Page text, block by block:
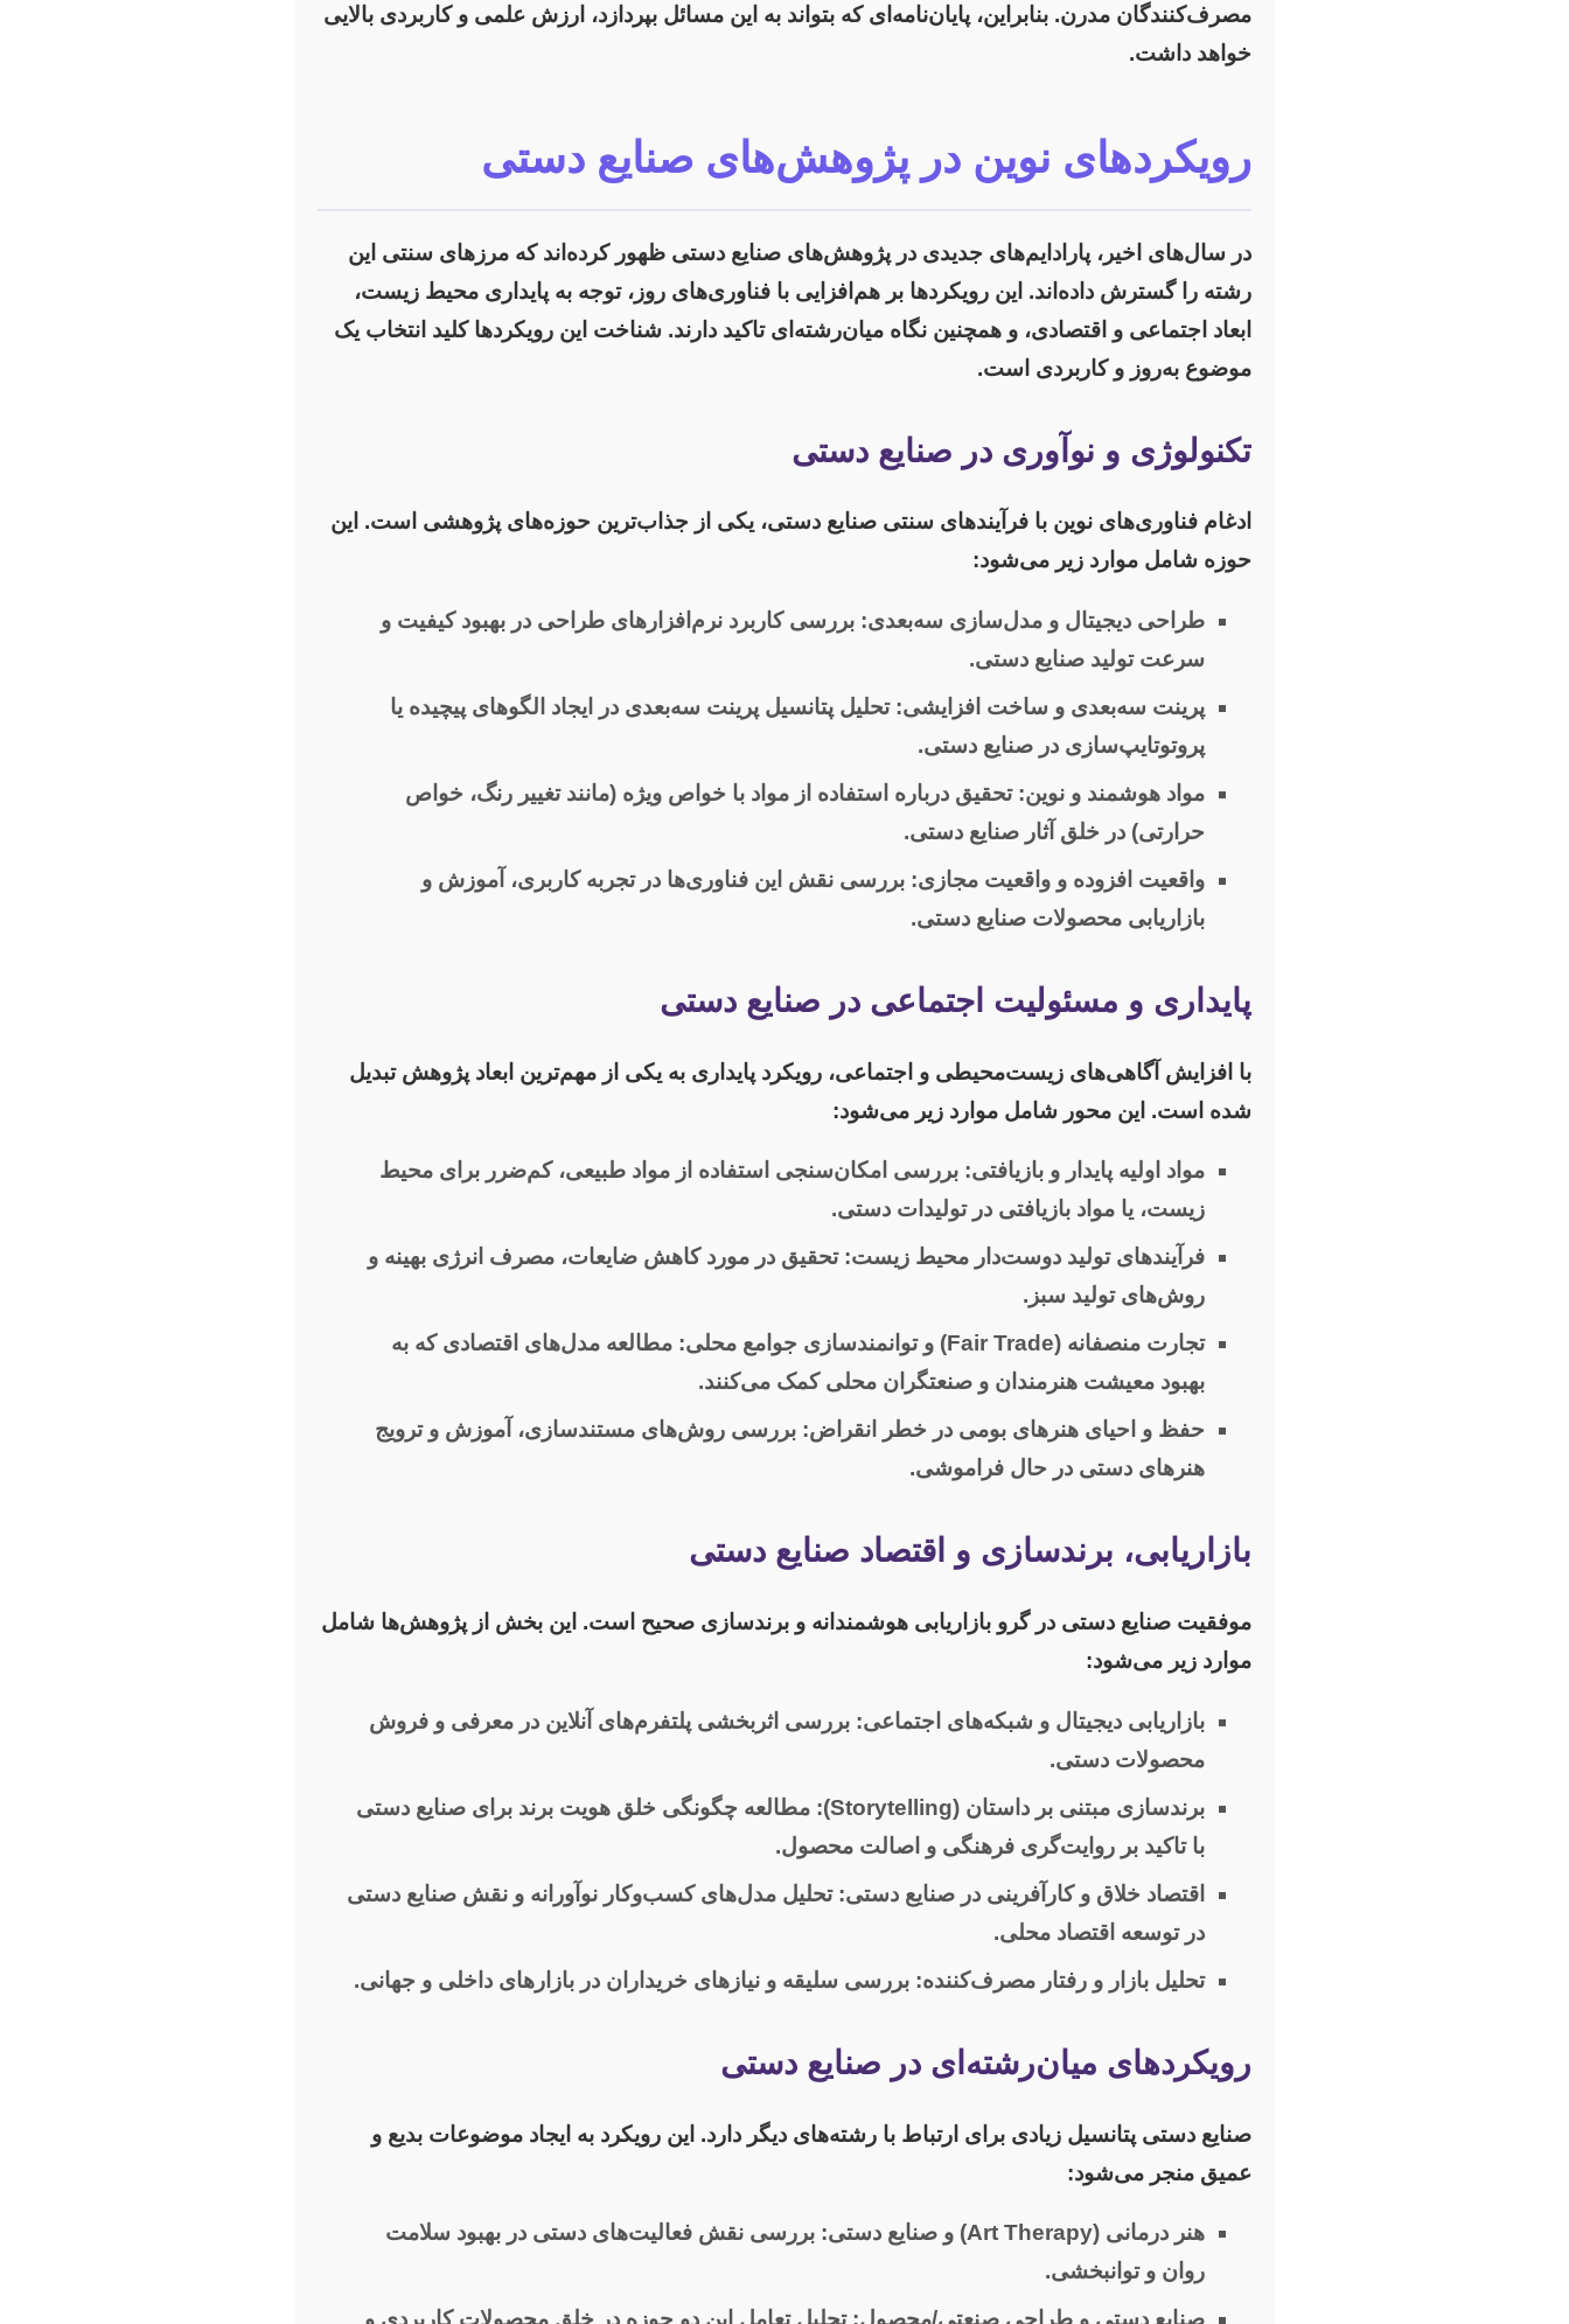
مصرف‌کنندگان مدرن. بنابراین، پایان‌نامه‌ای که بتواند به این مسائل بپردازد، ارزش علمی و کاربردی بالایی
خواهد داشت.
رویکردهای نوین در پژوهش‌های صنایع دستی
در سال‌های اخیر، پارادایم‌های جدیدی در پژوهش‌های صنایع دستی ظهور کرده‌اند که مرزهای سنتی این
رشته را گسترش داده‌اند. این رویکردها بر هم‌افزایی با فناوری‌های روز، توجه به پایداری محیط زیست،
ابعاد اجتماعی و اقتصادی، و همچنین نگاه میان‌رشته‌ای تاکید دارند. شناخت این رویکردها کلید انتخاب یک
موضوع به‌روز و کاربردی است.
تکنولوژی و نوآوری در صنایع دستی
ادغام فناوری‌های نوین با فرآیندهای سنتی صنایع دستی، یکی از جذاب‌ترین حوزه‌های پژوهشی است. این
حوزه شامل موارد زیر می‌شود:
طراحی دیجیتال و مدل‌سازی سه‌بعدی: بررسی کاربرد نرم‌افزارهای طراحی در بهبود کیفیت و
سرعت تولید صنایع دستی.
پرینت سه‌بعدی و ساخت افزایشی: تحلیل پتانسیل پرینت سه‌بعدی در ایجاد الگوهای پیچیده یا
پروتوتایپ‌سازی در صنایع دستی.
مواد هوشمند و نوین: تحقیق درباره استفاده از مواد با خواص ویژه (مانند تغییر رنگ، خواص
حرارتی) در خلق آثار صنایع دستی.
واقعیت افزوده و واقعیت مجازی: بررسی نقش این فناوری‌ها در تجربه کاربری، آموزش و
بازاریابی محصولات صنایع دستی.
پایداری و مسئولیت اجتماعی در صنایع دستی
با افزایش آگاهی‌های زیست‌محیطی و اجتماعی، رویکرد پایداری به یکی از مهم‌ترین ابعاد پژوهش تبدیل
شده است. این محور شامل موارد زیر می‌شود:
مواد اولیه پایدار و بازیافتی: بررسی امکان‌سنجی استفاده از مواد طبیعی، کم‌ضرر برای محیط
زیست، یا مواد بازیافتی در تولیدات دستی.
فرآیندهای تولید دوست‌دار محیط زیست: تحقیق در مورد کاهش ضایعات، مصرف انرژی بهینه و
روش‌های تولید سبز.
تجارت منصفانه (Fair Trade) و توانمندسازی جوامع محلی:
مطالعه مدل‌های اقتصادی که به
بهبود معیشت هنرمندان و صنعتگران محلی کمک می‌کنند.
حفظ و احیای هنرهای بومی در خطر انقراض: بررسی روش‌های مستندسازی، آموزش و ترویج
هنرهای دستی در حال فراموشی.
بازاریابی، برندسازی و اقتصاد صنایع دستی
موفقیت صنایع دستی در گرو بازاریابی هوشمندانه و برندسازی صحیح است. این بخش از پژوهش‌ها شامل
موارد زیر می‌شود:
بازاریابی دیجیتال و شبکه‌های اجتماعی: بررسی اثربخشی پلتفرم‌های آنلاین در معرفی و فروش
محصولات دستی.
برندسازی مبتنی بر داستان (Storytelling):
مطالعه چگونگی خلق هویت برند برای صنایع دستی
با تاکید بر روایت‌گری فرهنگی و اصالت محصول.
اقتصاد خلاق و کارآفرینی در صنایع دستی: تحلیل مدل‌های کسب‌وکار نوآورانه و نقش صنایع دستی
در توسعه اقتصاد محلی.
تحلیل بازار و رفتار مصرف‌کننده: بررسی سلیقه و نیازهای خریداران در بازارهای داخلی و جهانی.
رویکردهای میان‌رشته‌ای در صنایع دستی
صنایع دستی پتانسیل زیادی برای ارتباط با رشته‌های دیگر دارد. این رویکرد به ایجاد موضوعات بدیع و
عمیق منجر می‌شود:
هنر درمانی (Art Therapy) و صنایع دستی:
بررسی نقش فعالیت‌های دستی در بهبود سلامت
روان و توانبخشی.